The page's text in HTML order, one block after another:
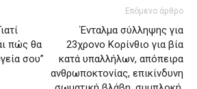
πώς θα
σου”
Επόμενο άρθρο
Ένταλμα σύλληψης για
23χρονο Κορίνθιο για βία
κατά υπαλλήλων, απόπειρα
ανθρωποκτονίας, επικίνδυνη